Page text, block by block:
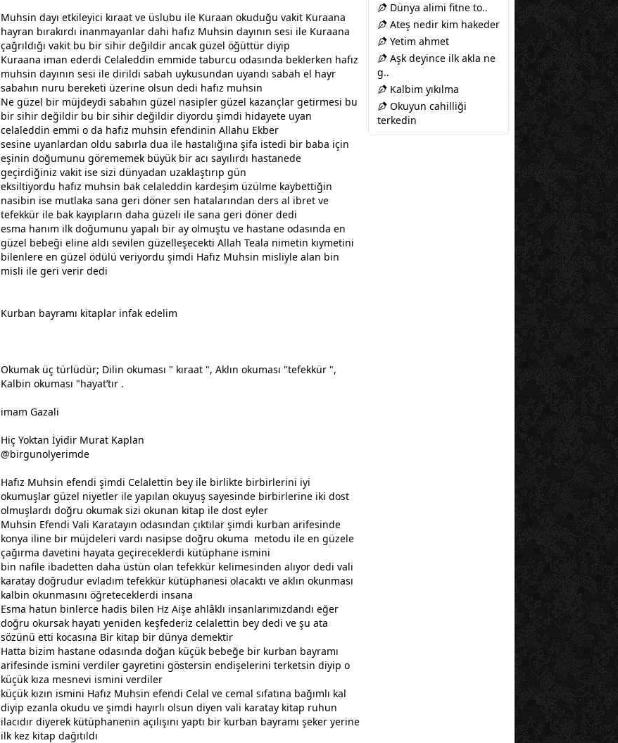
Muhsin dayı etkileyici kıraat ve üslubu ile Kuraan okuduğu vakit Kuraana
hayran bırakırdı inanmayanlar dahi hafız Muhsin dayının sesi ile Kuraana
çağrıldığı vakit bu bir sihir değildir ancak güzel öğüttür diyip
Kuraana iman ederdi Celaleddin emmide taburcu odasında beklerken hafız
muhsin dayının sesi ile dirildi sabah uykusundan uyandı sabah el hayr
sabahın nuru bereketi üzerine olsun dedi hafız muhsin
Ne güzel bir müjdeydi sabahın güzel nasipler güzel kazançlar getirmesi bu
bir sihir değildir bu bir sihir değildir diyordu şimdi hidayete uyan
celaleddin emmi o da hafız muhsin efendinin Allahu Ekber
sesine uyanlardan oldu sabırla dua ile hastalığına şifa istedi bir baba için
eşinin doğumunu görememek büyük bir acı sayılırdı hastanede
geçirdiğiniz vakit ise sizi dünyadan uzaklaştırıp gün
eksiltiyordu hafız muhsin bak celaleddin kardeşim üzülme kaybettiğin
nasibin ise mutlaka sana geri döner sen hatalarından ders al ibret ve
tefekkür ile bak kayıpların daha güzeli ile sana geri döner dedi
esma hanım ilk doğumunu yapalı bir ay olmuştu ve hastane odasında en
güzel bebeği eline aldı sevilen güzelleşecekti Allah Teala nimetin kıymetini
bilenlere en güzel ödülü veriyordu şimdi Hafız Muhsin misliyle alan bin
misli ile geri verir dedi
Kurban bayramı kitaplar infak edelim
Okumak üç türlüdür; Dilin okuması " kıraat ", Aklın okuması "tefekkür ",
Kalbin okuması "hayat’tır .
imam Gazali
Hiç Yoktan İyidir Murat Kaplan
@birgunolyerimde
Hafız Muhsin efendi şimdi Celalettin bey ile birlikte birbirlerini iyi
okumuşlar güzel niyetler ile yapılan okuyuş sayesinde birbirlerine iki dost
olmuşlardı doğru okumak sizi okunan kitap ile dost eyler
Muhsin Efendi Vali Karatayın odasından çıktılar şimdi kurban arifesinde
konya iline bir müjdeleri vardı nasipse doğru okuma metodu ile en güzele
çağırma davetini hayata geçireceklerdi kütüphane ismini
bin nafile ibadetten daha üstün olan tefekkür kelimesinden alıyor dedi vali
karatay doğrudur evladım tefekkür kütüphanesi olacaktı ve aklın okunması
kalbin okunmasını öğreteceklerdi insana
Esma hatun binlerce hadis bilen Hz Aişe ahlâklı insanlarımızdandı eğer
doğru okursak hayatı yeniden keşfederiz celalettin bey dedi ve şu ata
sözünü etti kocasına Bir kitap bir dünya demektir
Hatta bizim hastane odasında doğan küçük bebeğe bir kurban bayramı
arifesinde ismini verdiler gayretini göstersin endişelerini terketsin diyip o
küçük kıza mesnevi ismini verdiler
küçük kızın ismini Hafız Muhsin efendi Celal ve cemal sıfatına bağımlı kal
diyip ezanla okudu ve şimdi hayırlı olsun diyen vali karatay kitap ruhun
ilacıdır diyerek kütüphanenin açılışını yaptı bir kurban bayramı şeker yerine
ilk kez kitap dağıtıldı
Dünya alimi fitne to..
Ateş nedir kim hakeder
Yetim ahmet
Aşk deyince ilk akla ne
g..
Kalbim yıkılma
Okuyun cahilliği
terkedin